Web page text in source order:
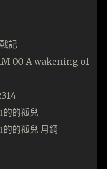
記
00 A wakening of
的孤兒
的孤兒 月鋼